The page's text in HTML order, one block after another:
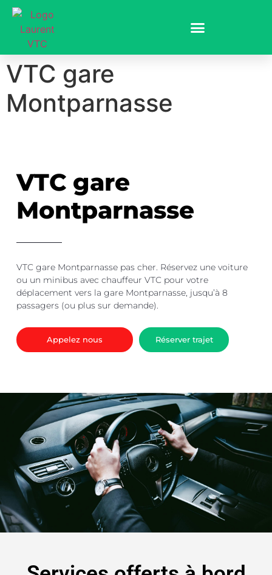
VTC gare
Montparnasse
VTC gare
Montparnasse
VTC gare Montparnassepas cher. Réservez une voiture
ou un minibus avec chauffeur VTC pour votre
déplacement vers la gare Montparnasse, jusqu’à 8
passagers (ou plus sur demande).
Appelez nous Réserver trajet